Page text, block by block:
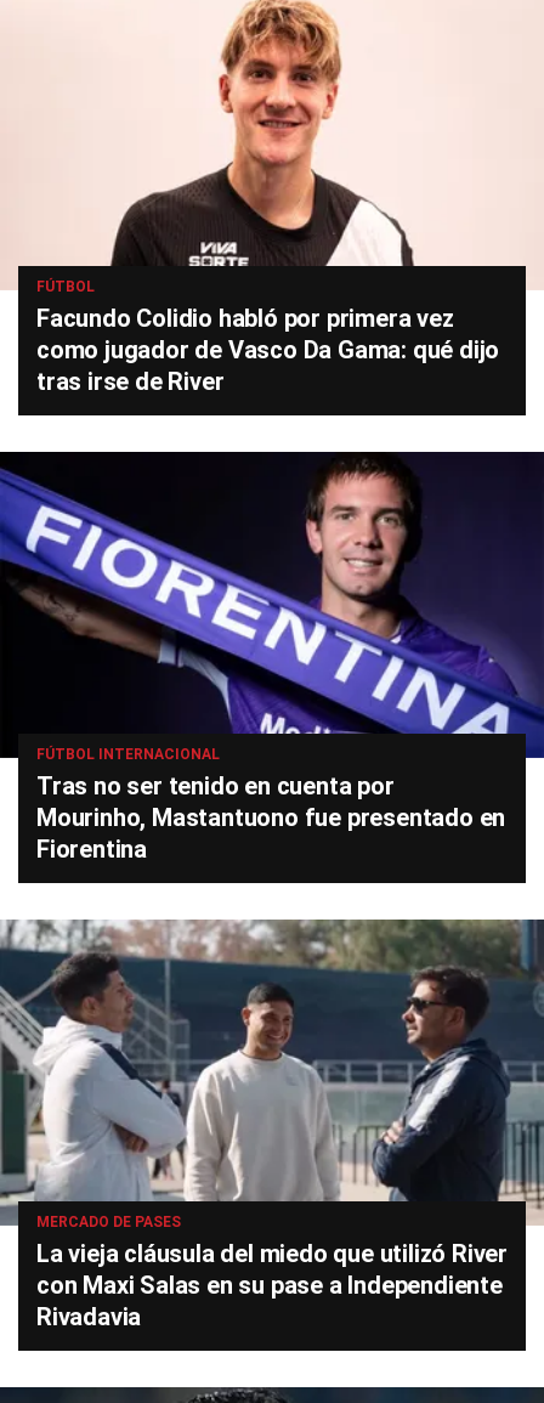
FÚTBOL
Facundo Colidio habló por primera vez
como jugador de Vasco Da Gama: qué dijo
tras irse de River
FÚTBOL INTERNACIONAL
Tras no ser tenido en cuenta por
Mourinho, Mastantuono fue presentado en
Fiorentina
MERCADO DE PASES
La vieja cláusula del miedo que utilizó River
con Maxi Salas en su pase a Independiente
Rivadavia